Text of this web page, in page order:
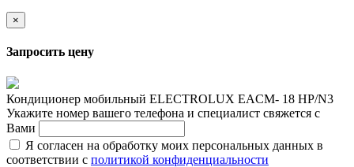
×
Запросить цену
Кондиционер мобильный ELECTROLUX EACM- 18 НP/N3
Укажите номер вашего телефона и специалист свяжется с
Вами
Я согласен на обработку моих персональных данных в
соответствии с политикой конфиденциальности